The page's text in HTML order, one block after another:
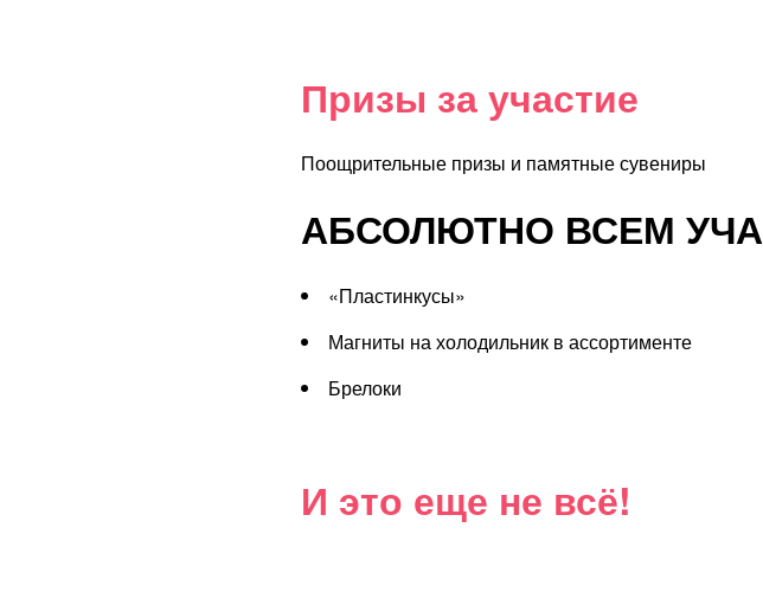
Призы за участие
Поощрительные призы и памятные сувениры
АБСОЛЮТНО ВСЕМ
«Пластинкусы»
Магниты на холодильник в ассортименте
Брелоки
И это еще не всё!